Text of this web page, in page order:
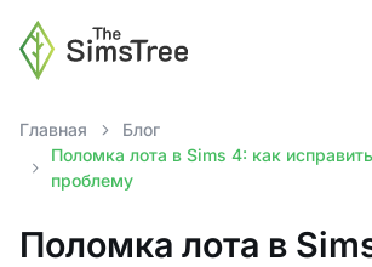
Главная
Блог
Поломка лота в Sims 4: как
проблему
Поломка лота в